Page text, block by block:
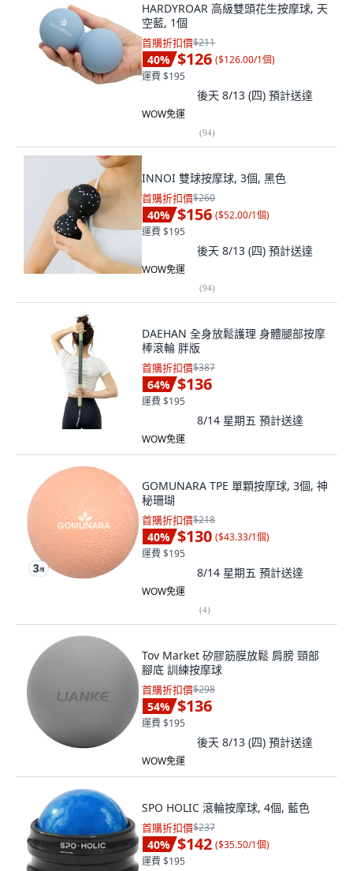
HARDYROAR 高級雙頭花生按摩球, 天
空藍, 1個
首購折扣價$211
40% $126 ($126.00/1個)
運費 $195
後天 8/13 (四) 預計送達
WOW免運
(94)
INNOI 雙球按摩球, 3個, 黑色
首購折扣價$260
40% $156 ($52.00/1個)
運費 $195
後天 8/13 (四) 預計送達
WOW免運
(94)
DAEHAN 全身放鬆護理 身體腿部按摩
棒滾輪 胖版
首購折扣價$387
64% $136
運費 $195
8/14 星期五 預計送達
WOW免運
GOMUNARA TPE 單顆按摩球, 3個, 神
秘珊瑚
首購折扣價$218
40% $130 ($43.33/1個)
運費 $195
8/14 星期五 預計送達
WOW免運
(4)
Tov Market 矽膠筋膜放鬆 肩膀 頸部
腳底 訓練按摩球
首購折扣價$298
54% $136
運費 $195
後天 8/13 (四) 預計送達
WOW免運
SPO HOLIC 滾輪按摩球, 4個, 藍色
首購折扣價$237
40% $142 ($35.50/1個)
運費 $195